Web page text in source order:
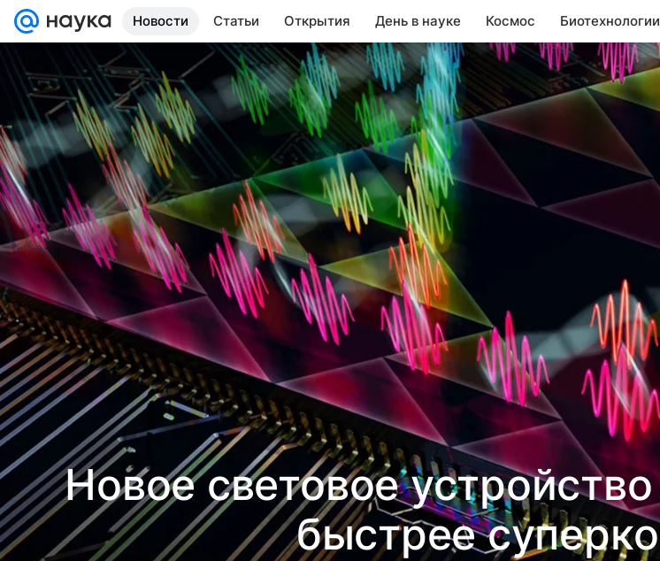
Новости Статьи Открытия День в науке Космос Биотехнологии
Новое световое
быстрее